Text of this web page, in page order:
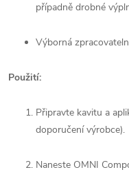
případně drobné
Výborná
Použití:
Připravte kavitu a
doporučení výrobce).
Naneste OMNI